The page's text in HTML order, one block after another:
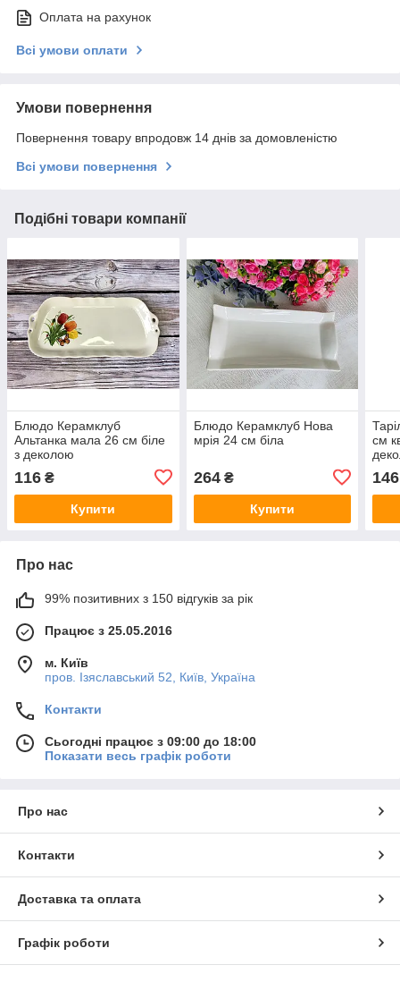
Оплата на рахунок
Всі умови оплати
Умови повернення
Повернення товару впродовж 14 днів за домовленістю
Всі умови повернення
Подібні товари компанії
Блюдо Керамклуб
Альтанка мала 26 см біле
з деколою
116 ₴
Купити
Блюдо Керамклуб Нова
мрія 24 см біла
264₴
Купити
см
146
Про нас
99% позитивних з 150 відгуків за рік
Працює з 25.05.2016
м. Київ
пров. Ізяславський 52, Київ, Україна
Контакти
Сьогодні працює з 09:00 до 18:00
Показати весь графік роботи
Про нас
Контакти
Доставка та оплата
Графік роботи